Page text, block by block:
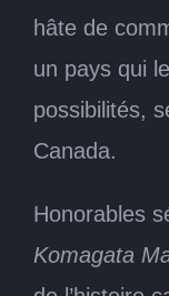
hâte de
un pays qui
possibilités,
Canada.
Honorables
Komagata